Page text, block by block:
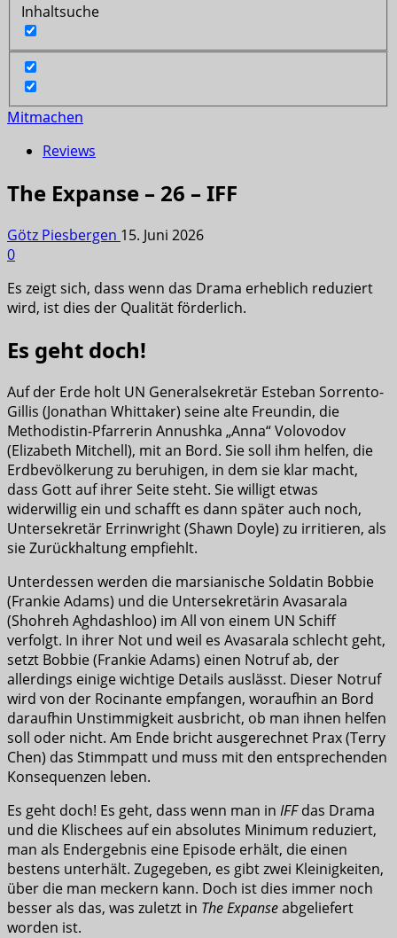
Inhaltsuche
Mitmachen
Reviews
The Expanse – 26 – IFF
Götz Piesbergen 15. Juni 2026
0
Es zeigt sich, dass wenn das Drama erheblich reduziert
wird, ist dies der Qualität förderlich.
Es geht doch!
Auf der Erde holt UN Generalsekretär Esteban Sorrento-
Gillis (Jonathan Whittaker) seine alte Freundin, die
Methodistin-Pfarrerin Annushka „Anna“ Volovodov
(Elizabeth Mitchell), mit an Bord. Sie soll ihm helfen, die
Erdbevölkerung zu beruhigen, in dem sie klar macht,
dass Gott auf ihrer Seite steht. Sie willigt etwas
widerwillig ein und schafft es dann später auch noch,
Untersekretär Errinwright (Shawn Doyle) zu irritieren, als
sie Zurückhaltung empfiehlt.
Unterdessen werden die marsianische Soldatin Bobbie
(Frankie Adams) und die Untersekretärin Avasarala
(Shohreh Aghdashloo) im All von einem UN Schiff
verfolgt. In ihrer Not und weil es Avasarala schlecht geht,
setzt Bobbie (Frankie Adams) einen Notruf ab, der
allerdings einige wichtige Details auslässt. Dieser Notruf
wird von der Rocinante empfangen, woraufhin an Bord
daraufhin Unstimmigkeit ausbricht, ob man ihnen helfen
soll oder nicht. Am Ende bricht ausgerechnet Prax (Terry
Chen) das Stimmpatt und muss mit den entsprechenden
Konsequenzen leben.
Es geht doch! Es geht, dass wenn man in IFFdas Drama
und die Klischees auf ein absolutes Minimum reduziert,
man als Endergebnis eine Episode erhält, die einen
bestens unterhält. Zugegeben, es gibt zwei Kleinigkeiten,
über die man meckern kann. Doch ist dies immer noch
besser als das, was zuletzt in The Expanseabgeliefert
worden ist.